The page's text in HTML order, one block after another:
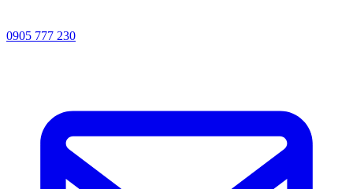
0905 777 230